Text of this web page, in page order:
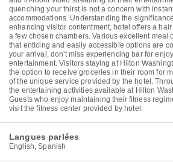
quenching your thirst is not a concern with
accommodations. Understanding the
enhancing visitor contentment, hotel offers a
a few chosen chambers. Various excellent meal
that enticing and easily accessible options are
your arrival, don't miss experiencing bar for
entertainment. Visitors staying at Hilton
the option to receive groceries in their room for
of the unique service provided by the hotel.
the entertaining activities available at Hilton
Guests who enjoy maintaining their fitness
visit the fitness center provided by hotel.
Langues parlées
English, Spanish